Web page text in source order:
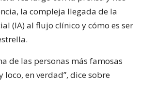
la compleja llegada de la
(IA) al flujo clínico y cómo es ser
de las personas más famosas
en verdad”, dice sobre